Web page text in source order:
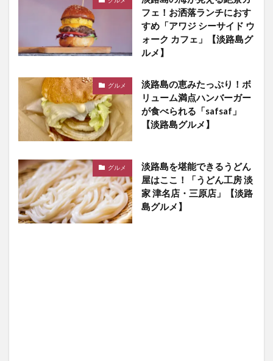
フェ！お洒落ランチにおす
すめ「アワジ シーサイド ウ
ォーク カフェ」【淡路島グ
ルメ】
グルメ
淡路島の恵みたっぷり！ボ
リューム満点ハンバーガー
が食べられる「safsaf」
【淡路島グルメ】
グルメ
淡路島を堪能できるうどん
屋はここ！「うどん工房 淡
家 津名店・三原店」【淡路
島グルメ】